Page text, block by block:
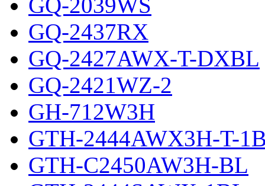
GQ-2039WS
GQ-2437RX
GQ-2427AWX-T-DXBL
GQ-2421WZ-2
GH-712W3H
GTH-2444AWX3H-T-
GTH-C2450AW3H-BL